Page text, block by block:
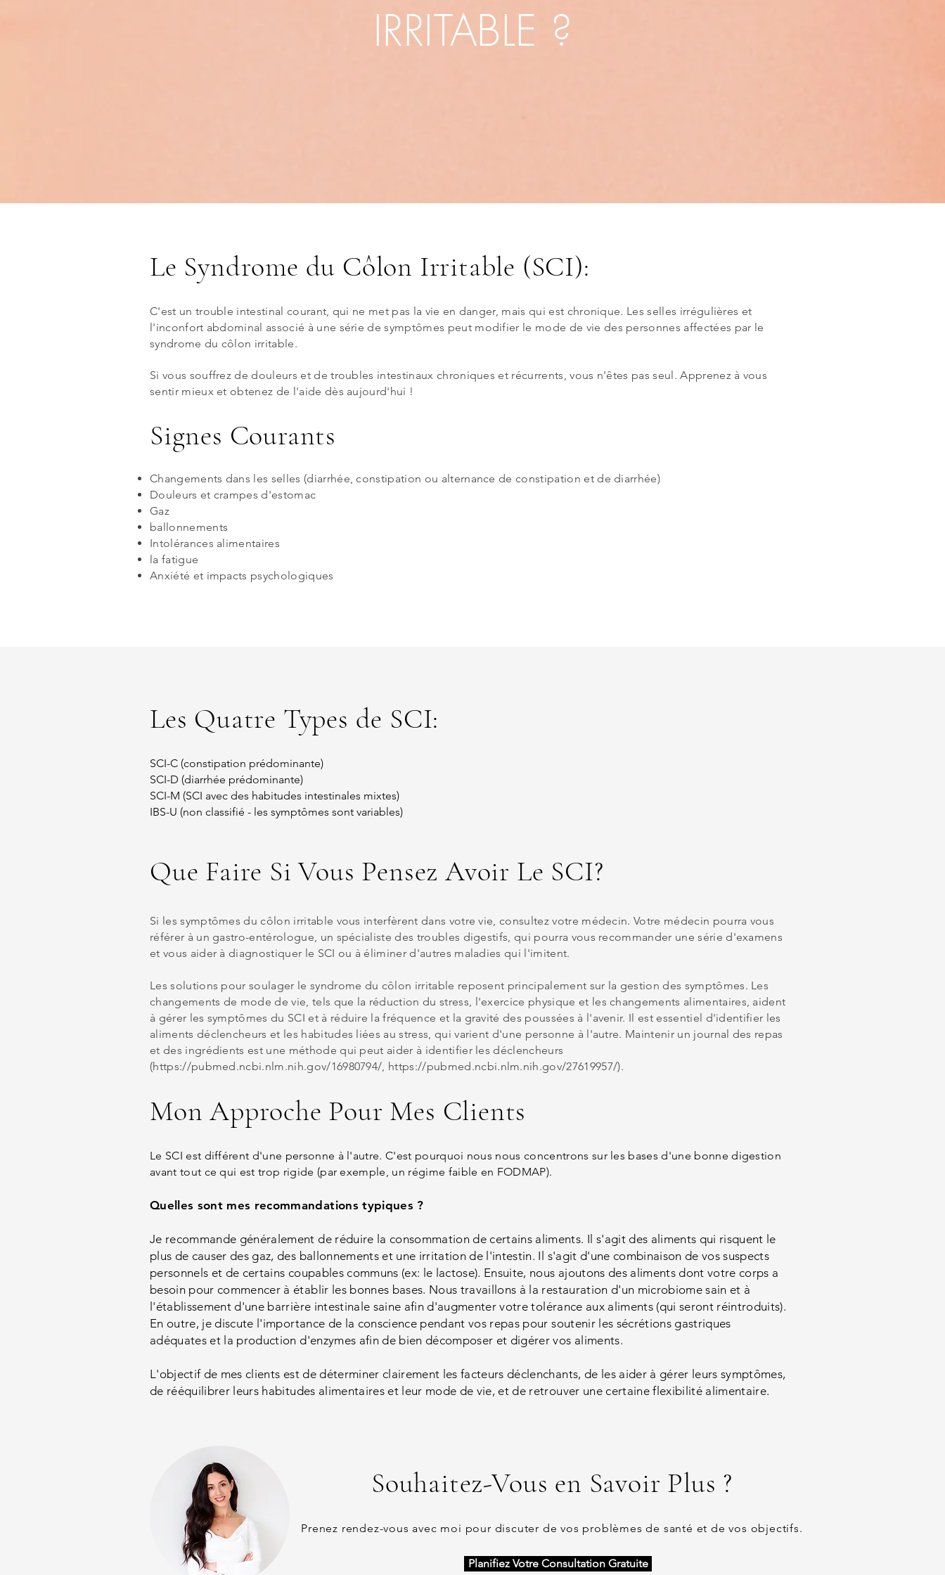
IRRITABLE ?
Le Syndrome du Côlon Irritable (SCI):
C'est un trouble intestinal courant, qui ne met pas la vie en danger, mais qui est chronique. Les selles irrégulières et
l'inconfort abdominal associé à une série de symptômes peut modifier le mode de vie des personnes affectées par le
syndrome du côlon irritable.
Si vous souffrez de douleurs et de troubles intestinaux chroniques et récurrents, vous n'êtes pas seul. Apprenez à vous
sentir mieux et obtenez de l'aide dès aujourd'hui !
Signes Courants
Changements dans les selles (diarrhée, constipation ou alternance de constipation et de diarrhée)
Douleurs et crampes d'estomac
Gaz
ballonnements
Intolérances alimentaires
la fatigue
Anxiété et impacts psychologiques
Les Quatre Types de SCI:
SCI-C (constipation prédominante)
SCI-D (diarrhée prédominante)
SCI-M (SCI avec des habitudes intestinales mixtes)
IBS-U (non classifié - les symptômes sont variables)
Que Faire Si Vous Pensez Avoir Le SCI?
Si les symptômes du côlon irritable vous interfèrent dans votre vie, consultez votre médecin. Votre médecin pourra vous
référer à un gastro-entérologue, un spécialiste des troubles digestifs, qui pourra vous recommander une série d'examens
et vous aider à diagnostiquer le SCI ou à éliminer d'autres maladies qui l'imitent.
Les solutions pour soulager le syndrome du côlon irritable reposent principalement sur la gestion des symptômes. Les
changements de mode de vie, tels que la réduction du stress, l'exercice physique et les changements alimentaires, aident
à gérer les symptômes du SCI et à réduire la fréquence et la gravité des poussées à l'avenir. Il est essentiel d'identifier les
aliments déclencheurs et les habitudes liées au stress, qui varient d'une personne à l'autre. Maintenir un journal des repas
et des ingrédients est une méthode qui peut aider à identifier les déclencheurs
(https://pubmed.ncbi.nlm.nih.gov/16980794/, https://pubmed.ncbi.nlm.nih.gov/27619957/).
Mon Approche Pour Mes Clients
Le SCI est différent d'une personne à l'autre. C'est pourquoi nous nous concentrons sur les bases d'une bonne digestion
avant tout ce qui est trop rigide (par exemple, un régime faible en FODMAP).
Quelles sont mes recommandations typiques ?
Je recommande généralement de réduire la consommation de certains aliments. Il s'agit des aliments qui risquent le
plus de causer des gaz, des ballonnements et une irritation de l'intestin. Il s'agit d'une combinaison de vos suspects
personnels et de certains coupables communs (ex: le lactose). Ensuite, nous ajoutons des aliments dont votre corps a
besoin pour commencer à établir les bonnes bases. Nous travaillons à la restauration d'un microbiome sain et à
l'établissement d'une barrière intestinale saine afin d'augmenter votre tolérance aux aliments (qui seront réintroduits).
En outre, je discute l'importance de la conscience pendant vos repas pour soutenir les sécrétions gastriques
adéquates et la production d'enzymes afin de bien décomposer et digérer vos aliments.
L'objectif de mes clients est de déterminer clairement les facteurs déclenchants, de les aider à gérer leurs symptômes,
de rééquilibrer leurs habitudes alimentaires et leur mode de vie, et de retrouver une certaine flexibilité alimentaire.
Souhaitez-Vous en Savoir Plus ?​
Prenez rendez-vous avec moi pour discuter de vos problèmes de santé et de vos objectifs.
Planifiez Votre Consultation Gratuite